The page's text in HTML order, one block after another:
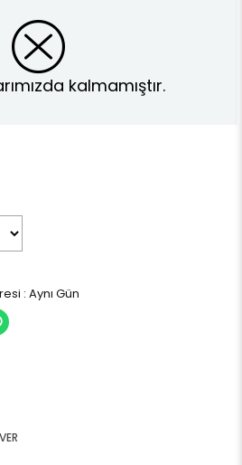
kalmamıştır.
: Aynı Gün